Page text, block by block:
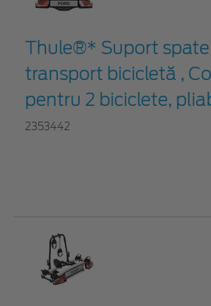
Thule®* Suport
transport bicicletă ,
pentru 2 biciclete,
2353442